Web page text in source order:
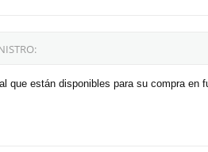
que están disponibles para su compra en